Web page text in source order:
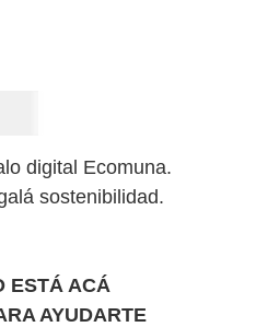
digital Ecomuna.
sostenibilidad.
ESTÁ ACÁ
AYUDARTE